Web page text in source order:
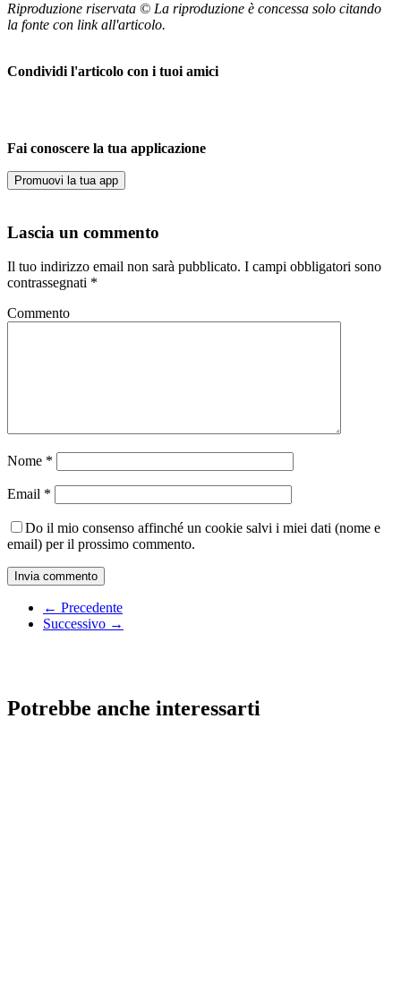
Riproduzione riservata © La riproduzione è concessa solo citando
la fonte con link all'articolo.
Condividi l'articolo con i tuoi amici
Fai conoscere la tua applicazione
Promuovi la tua app
Lascia un commento
Il tuo indirizzo email non sarà pubblicato. I campi obbligatori sono
contrassegnati *
Commento
Nome *
Email *
Do il mio consenso affinché un cookie salvi i miei dati (nome e
email) per il prossimo commento.
← Precedente
Successivo →
Potrebbe anche interessarti